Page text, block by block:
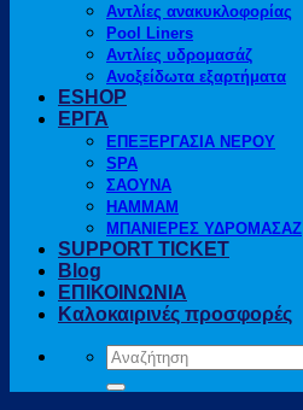
Αντλίες ανακυκλοφορίας
Pool Liners
Αντλίες υδρομασάζ
Ανοξείδωτα εξαρτήματα
ESHOP
ΕΡΓΑ
ΕΠΕΞΕΡΓΑΣΙΑ ΝΕΡΟΥ
SPA
ΣΑΟΥΝΑ
HAMMAM
ΜΠΑΝΙΕΡΕΣ ΥΔΡΟΜΑΣΑΖ
SUPPORT TICKET
Blog
ΕΠΙΚΟΙΝΩΝΙΑ
Καλοκαιρινές προσφορές
Αναζήτηση
για: